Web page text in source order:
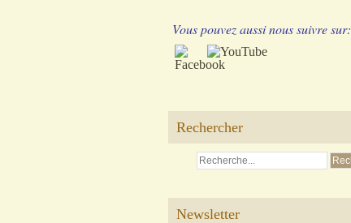
Vous pouvez aussi nous suivre sur:
Rechercher
Newsletter